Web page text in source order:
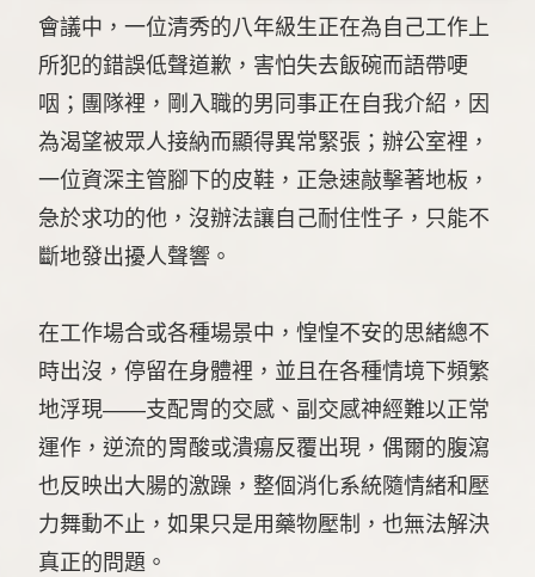
會議中，一位清秀的八年級生正在為自己工作上
所犯的錯誤低聲道歉，害怕失去飯碗而語帶哽
咽；團隊裡，剛入職的男同事正在自我介紹，因
為渴望被眾人接納而顯得異常緊張；辦公室裡，
一位資深主管腳下的皮鞋，正急速敲擊著地板，
急於求功的他，沒辦法讓自己耐住性子，只能不
斷地發出擾人聲響。
在工作場合或各種場景中，惶惶不安的思緒總不
時出沒，停留在身體裡，並且在各種情境下頻繁
地浮現――支配胃的交感、副交感神經難以正常
運作，逆流的胃酸或潰瘍反覆出現，偶爾的腹瀉
也反映出大腸的激躁，整個消化系統隨情緒和壓
力舞動不止，如果只是用藥物壓制，也無法解決
真正的問題。